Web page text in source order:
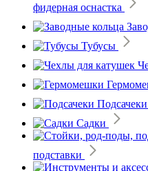
фидерная оснастка
Тубусы
Подсачеки
Садки
подставки